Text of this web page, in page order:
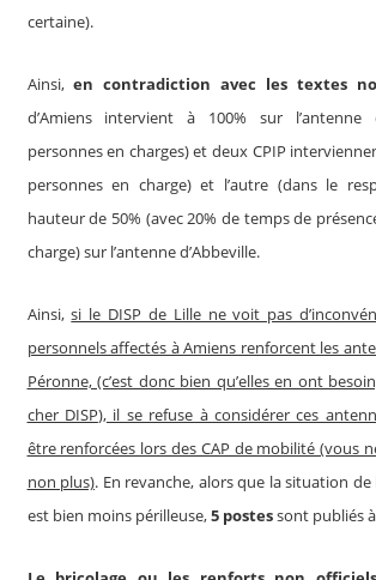
certaine).
Ainsi,en contradiction avec les textes
d’Amiens intervient à 100% sur l’antenne
personnes en charges) et deux CPIP
personnes en charge) et l’autre (dans le
hauteur de 50% (avec 20% de temps de
charge) sur l’antenne d’Abbeville.
Ainsi,si le DISP de Lille ne voit pas
personnels affectés à Amiens renforcent les
Péronne, (c’est donc bien qu’elles en ont
cher DISP),il se refuse à considérer ces
être renforcées lors des CAP de mobilité (vous
non plus). En revanche, alors que la situation de
est bien moins périlleuse,5 postessont publiés à